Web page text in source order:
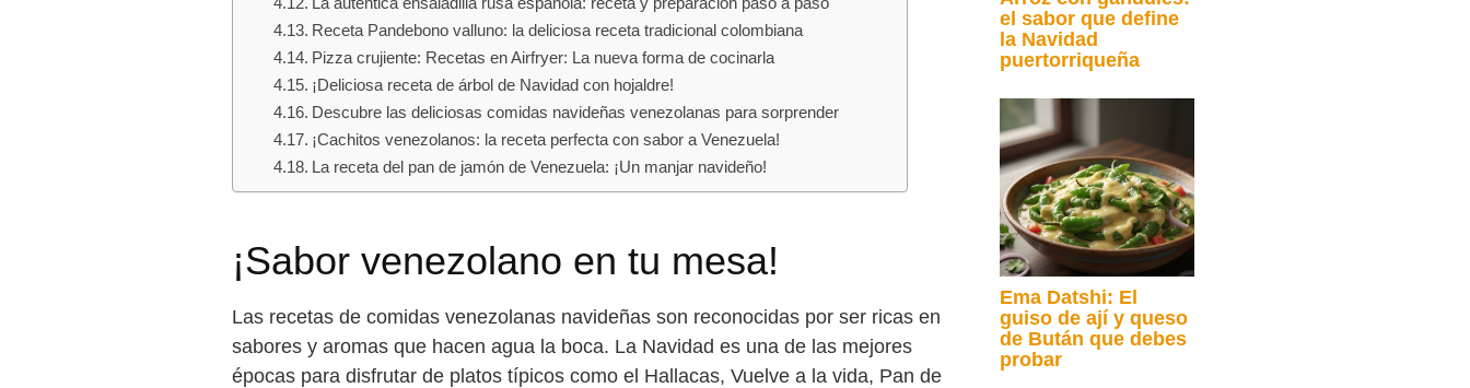
Receta Pandebono valluno: la deliciosa receta tradicional colombiana
Pizza crujiente: Recetas en Airfryer: La nueva forma de cocinarla
¡Deliciosa receta de árbol de Navidad con hojaldre!
Descubre las deliciosas comidas navideñas venezolanas para sorprender
¡Cachitos venezolanos: la receta perfecta con sabor a Venezuela!
La receta del pan de jamón de Venezuela: ¡Un manjar navideño!
¡Sabor venezolano en tu mesa!
Las recetas de comidas venezolanas navideñas son reconocidas por ser ricas en
sabores y aromas que hacen agua la boca. La Navidad es una de las mejores
épocas para disfrutar de platos típicos como el Hallacas, Vuelve a la vida, Pan de
el sabor que define
la Navidad
puertorriqueña
Ema Datshi: El
guiso de ají y queso
de Bután que debes
probar